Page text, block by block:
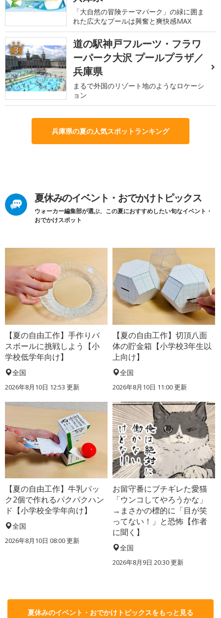
「大自然の冒険テーマパーク」の緑に囲ま
れた広大なプールは興奮と爽快感MAX
3
道の駅神戸フルーツ・フラワ
ーパーク大沢 プールプラザ／
兵庫県
まるで外国のリゾート地のようなロケーシ
ョン
兵庫県の夏の人気スポットランキング
夏休みのイベント・おでかけトピックス
ウォーカー編集部が選ぶ、この夏におすすめしたい旬なイベント・
おでかけスポット
【夏の自由工作】手作りバ
スボールに挑戦しよう【小
学校低学年向け】
全国
2026年8月10日 12:53 更新
【夏の自由工作】切頂八面
体の貯金箱【小学校3年生以
上向け】
全国
2026年8月10日 11:00更新
【夏の自由工作】牛乳パッ
ク2個で作れるパクパクハン
ド【小学校全学年向け】
全国
2026年8月10日 08:00更新
お留守番にブチギレた愛猫
「ウンコしてやろうかな」
→まさかの標的に「目が笑
ってない！」と恐怖【作者
に聞く】
全国
2026年8月9日 20:30更新
夏休みのイベント・おでかけトピックスをもっと見る